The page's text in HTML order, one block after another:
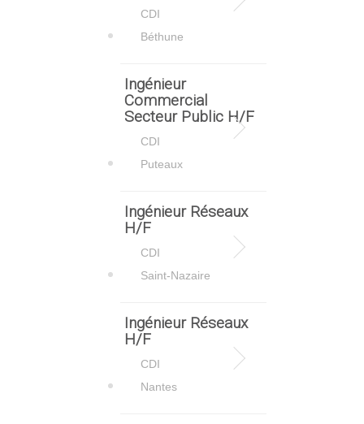
CDI
Béthune
Ingénieur
Commercial
Secteur Public H/F
CDI
Puteaux
Ingénieur Réseaux
H/F
CDI
Saint-Nazaire
Ingénieur Réseaux
H/F
CDI
Nantes